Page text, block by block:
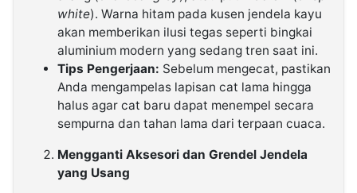
white). Warna hitam pada kusen jendela kayu
akan memberikan ilusi tegas seperti bingkai
aluminium modern yang sedang tren saat ini.
Tips Pengerjaan: Sebelum mengecat, pastikan
Anda mengampelas lapisan cat lama hingga
halus agar cat baru dapat menempel secara
sempurna dan tahan lama dari terpaan cuaca.
Mengganti Aksesori dan Grendel Jendela
yang Usang